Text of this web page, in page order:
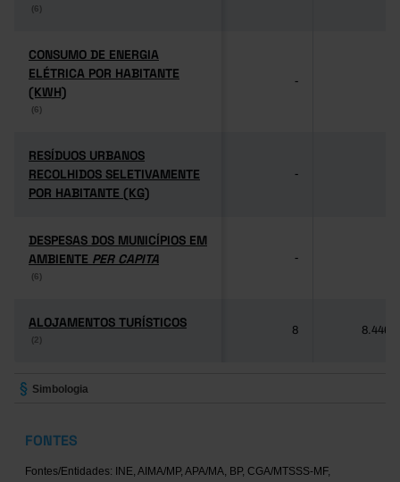
(6)
(6)
CONSUMO DE ENERGIA
ELÉTRICA POR HABITANTE
(KWH)
(6)
CONSUMO DE ENERGIA
ELÉTRICA POR HABITANTE
(KWH)
(6)
-
RESÍDUOS URBANOS
RECOLHIDOS SELETIVAMENTE
POR HABITANTE (KG)
RESÍDUOS URBANOS
RECOLHIDOS SELETIVAMENTE
POR HABITANTE (KG)
-
DESPESAS DOS MUNICÍPIOS EM
AMBIENTE PER CAPITA
(6)
DESPESAS DOS MUNICÍPIOS EM
AMBIENTE PER CAPITA
(6)
-
ALOJAMENTOS TURÍSTICOS
(2)
ALOJAMENTOS TURÍSTICOS
(2)
8 8.446
Simbologia
FONTES
Fontes/Entidades: INE, AIMA/MP, APA/MA, BP, CGA/MTSSS-MF,